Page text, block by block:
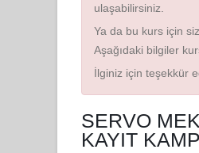
ulaşabilirsiniz.
Ya da bu kurs için
Aşağıdaki bilgiler
İlginiz için teşekkür
SERVO
KAYIT